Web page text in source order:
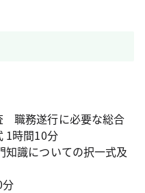
務遂行に必要な総合
1時間10分
識についての択一式及